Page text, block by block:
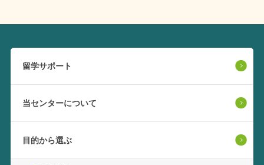
留学サポート
当センターについて
目的から選ぶ